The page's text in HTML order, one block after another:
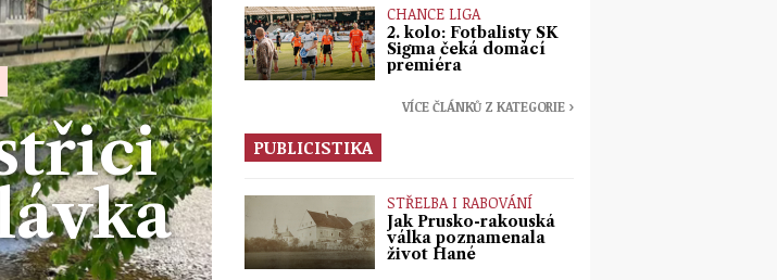
CHANCE LIGA
2. kolo: Fotbalisty SK
Sigma čeká domácí
premiéra
VÍCE ČLÁNKŮ Z KATEGORIE ›
PUBLICISTIKA
STŘELBA I RABOVÁNÍ
Jak Prusko-rakouská
válka poznamenala
život Hané